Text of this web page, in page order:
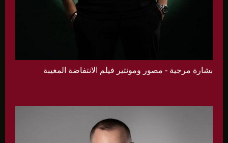
بشارة مرجية - مصور ومونتير فيلم الانتفاضة المغيبة